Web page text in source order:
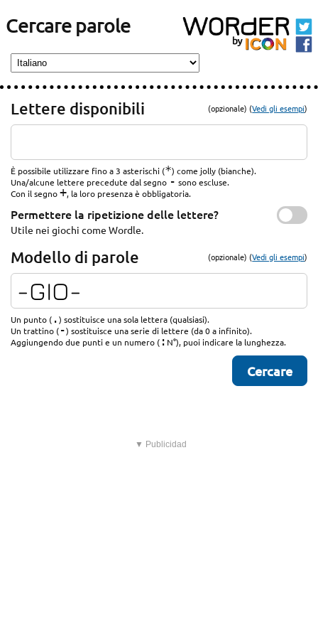
Cercare parole
Lettere disponibili (opzionale) (Vedi gli esempi)
È possibile utilizzare fino a 3 asterischi (*) come jolly (bianche).
Una/alcune lettere precedute dal segno - sono escluse.
Con il segno+, la loro presenza è obbligatoria.
Permettere la ripetizione delle lettere?
Utile nei giochi come Wordle.
Modello di parole (opzionale) (Vedi gli esempi)
Un punto (.) sostituisce una sola lettera (qualsiasi).
Un trattino (-) sostituisce una serie di lettere (da 0 a infinito).
Aggiungendo due punti e un numero (: N°), puoi indicare la lunghezza.
▼ Publicidad